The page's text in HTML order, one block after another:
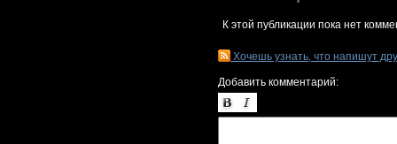
К этой публикации пока нет
Хочешь узнать, что напишут
Добавить комментарий: